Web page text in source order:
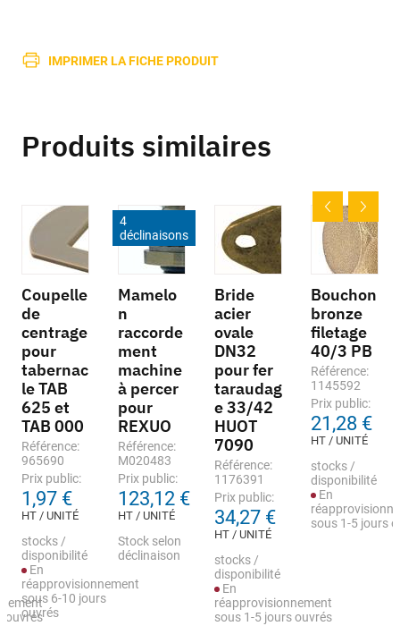
IMPRIMER LA FICHE PRODUIT
Produits similaires
ouvrés
Coupelle
de
centrage
pour
tabernac
le TAB
625 et
TAB 000
Référence:
965690
Prix public:
1,97 €
HT / UNITÉ
stocks /
disponibilité
En
réapprovisionnement
sous 6-10 jours
ouvrés
4
déclinaisons
Mamelo
n
raccorde
ment
machine
à percer
pour
REXUO
Référence:
M020483
Prix public:
123,12 €
HT / UNITÉ
Stock selon
déclinaison
Bride
acier
ovale
DN32
pour fer
taraudag
e 33/42
HUOT
7090
Référence:
1176391
Prix public:
34,27 €
HT / UNITÉ
stocks /
disponibilité
En
réapprovisionnement
sous 1-5 jours ouvrés
Bouchon
bronze
filetage
40/3 PB
Référence:
1145592
Prix public:
21,28 €
HT / UNITÉ
stocks /
disponibilité
En
sous 1-5 jours